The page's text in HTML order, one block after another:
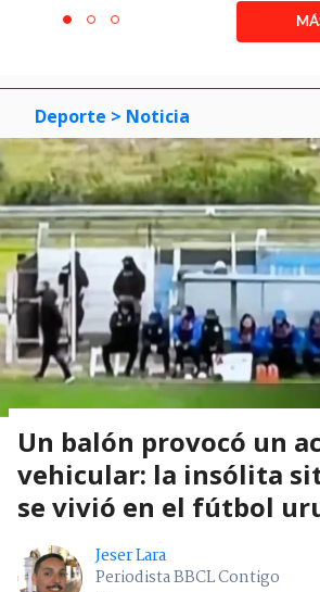
itemitemitem
Deporte > Noticia
Un balón provocó un
vehicular: la insólita
se vivió en el fútbol
Jeser Lara
Periodista BBCL Contigo